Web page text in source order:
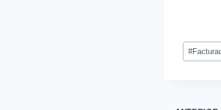
de
#